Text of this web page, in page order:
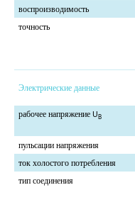
воспроизводимость
точность
Электрические данные
рабочее напряжение UB
пульсации напряжения
ток холостого потребления
тип соединения